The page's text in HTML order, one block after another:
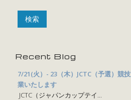
Recent Blog
7/21(火）- 23（木）JCTC（予選）競
業いたします
JCTC（ジャパンカップテイ...